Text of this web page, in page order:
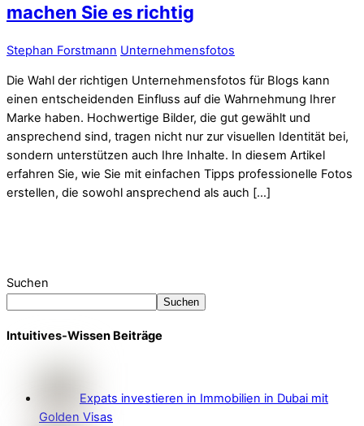
machen Sie es richtig
Stephan Forstmann Unternehmensfotos
Die Wahl der richtigen Unternehmensfotos für Blogs kann
einen entscheidenden Einfluss auf die Wahrnehmung Ihrer
Marke haben. Hochwertige Bilder, die gut gewählt und
ansprechend sind, tragen nicht nur zur visuellen Identität bei,
sondern unterstützen auch Ihre Inhalte. In diesem Artikel
erfahren Sie, wie Sie mit einfachen Tipps professionelle Fotos
erstellen, die sowohl ansprechend als auch […]
Suchen
Suchen
Intuitives-Wissen Beiträge
Expats investieren in Immobilien in Dubai mit
Golden Visas